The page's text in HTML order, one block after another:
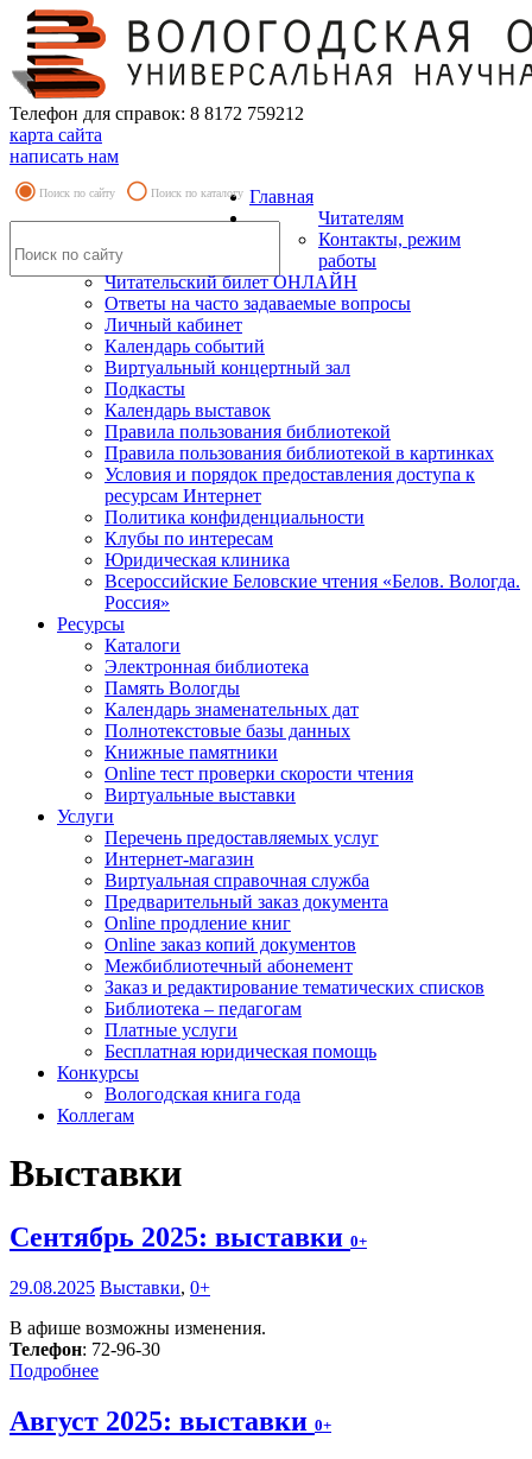
Телефон для справок: 8 8172 759212
карта сайта
написать нам
Поиск по сайту Поиск по каталогу Главная
Читателям
Контакты, режим
работы
Читательский билет ОНЛАЙН
Ответы на часто задаваемые вопросы
Личный кабинет
Календарь событий
Виртуальный концертный зал
Подкасты
Календарь выставок
Правила пользования библиотекой
Правила пользования библиотекой в картинках
Условия и порядок предоставления доступа к
ресурсам Интернет
Политика конфиденциальности
Клубы по интересам
Юридическая клиника
Всероссийские Беловские чтения «Белов. Вологда.
Россия»
Ресурсы
Каталоги
Электронная библиотека
Память Вологды
Календарь знаменательных дат
Полнотекстовые базы данных
Книжные памятники
Online тест проверки скорости чтения
Виртуальные выставки
Услуги
Перечень предоставляемых услуг
Интернет-магазин
Виртуальная справочная служба
Предварительный заказ документа
Online продление книг
Online заказ копий документов
Межбиблиотечный абонемент
Заказ и редактирование тематических списков
Библиотека – педагогам
Платные услуги
Бесплатная юридическая помощь
Конкурсы
Вологодская книга года
Коллегам
Выставки
Сентябрь 2025: выставки 0+
29.08.2025 Выставки, 0+
В афише возможны изменения.
Телефон: 72-96-30
Подробнее
Август 2025: выставки 0+